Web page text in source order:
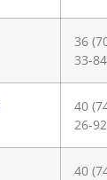
36
33-84
40
26-92
40